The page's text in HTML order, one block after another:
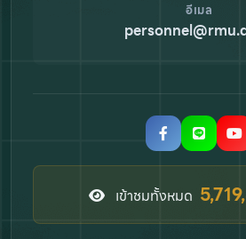
อีเมล
เข้าชมทั้งหมด